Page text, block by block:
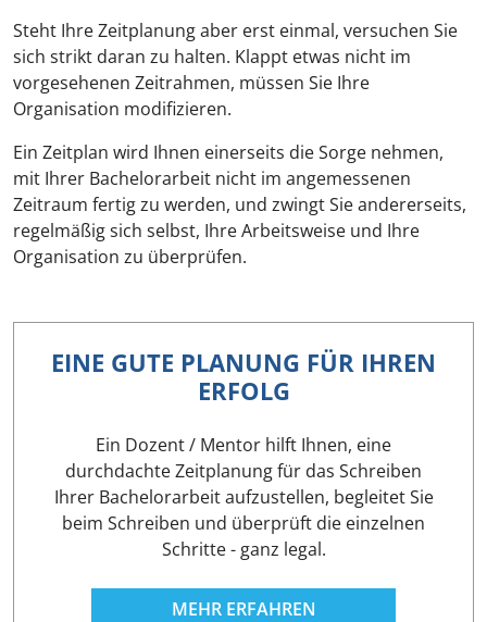
Steht Ihre Zeitplanung aber erst einmal, versuchen Sie
sich strikt daran zu halten. Klappt etwas nicht im
vorgesehenen Zeitrahmen, müssen Sie Ihre
Organisation modifizieren.
Ein Zeitplan wird Ihnen einerseits die Sorge nehmen,
mit Ihrer Bachelorarbeit nicht im angemessenen
Zeitraum fertig zu werden, und zwingt Sie andererseits,
regelmäßig sich selbst, Ihre Arbeitsweise und Ihre
Organisation zu überprüfen.
EINE GUTE PLANUNG FÜR IHREN
ERFOLG
Ein Dozent / Mentor hilft Ihnen, eine
durchdachte Zeitplanung für das Schreiben
Ihrer Bachelorarbeit aufzustellen, begleitet Sie
beim Schreiben und überprüft die einzelnen
Schritte - ganz legal.
MEHR ERFAHREN